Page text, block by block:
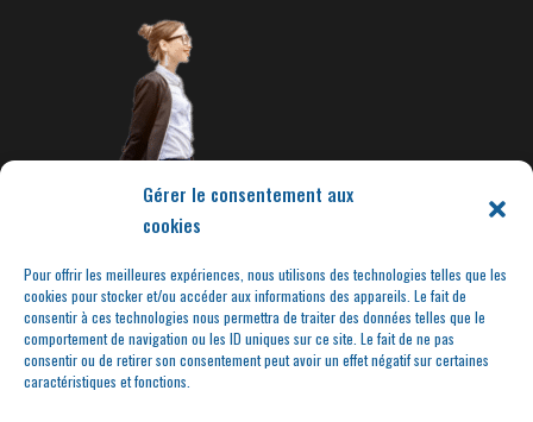
Gérer le consentement aux
cookies
Pour offrir les meilleures expériences, nous utilisons des technologies telles que les
cookies pour stocker et/ou accéder aux informations des appareils. Le fait de
consentir à ces technologies nous permettra de traiter des données telles que le
comportement de navigation ou les ID uniques sur ce site. Le fait de ne pas
consentir ou de retirer son consentement peut avoir un effet négatif sur certaines
caractéristiques et fonctions.